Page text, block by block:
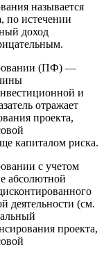
называется
по истечении
доход
(ПФ) —
и
отражает
проекта,
капиталом риска.
с учетом
абсолютной
деятельности (см.
проекта,